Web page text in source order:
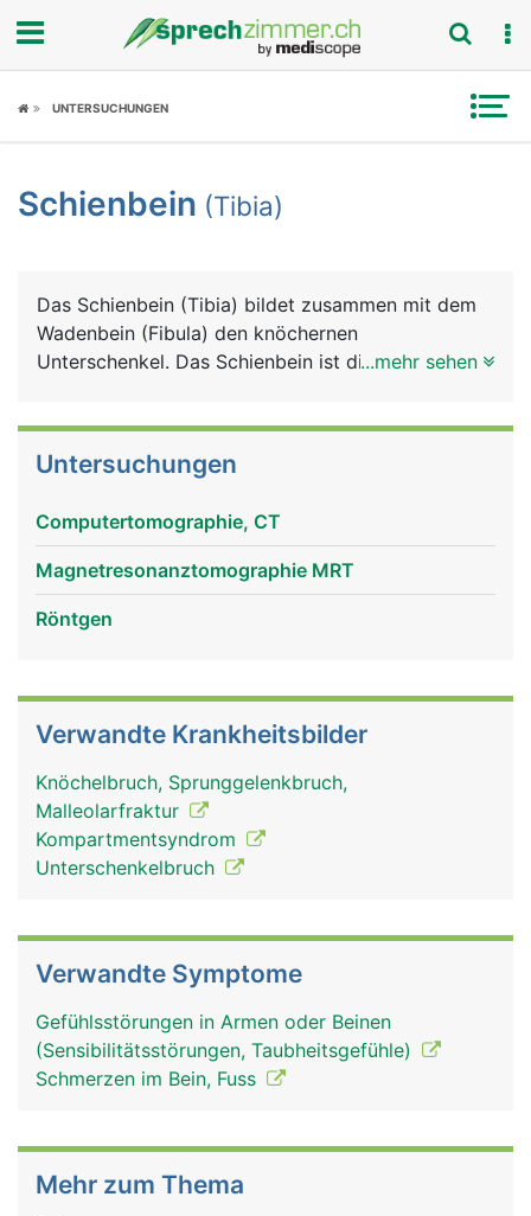
Fokus
Symptome
News
Rubriken
UNTERSUCHUNGEN
Schienbein (Tibia)
Das Schienbein (Tibia) bildet zusammen mit dem
Wadenbein (Fibula) den knöchernen
Unterschenkel. Das Schienbein ist dicker und
langen Schaft dessen Vorderseite direkt unter der
Innenknöchel bildet und Teil des oberen
Sprunggelenks ist.
Schienbein Frau Schienbein Mann
...mehr sehen
Untersuchungen
Computertomographie, CT
Magnetresonanztomographie MRT
Röntgen
Verwandte Krankheitsbilder
Knöchelbruch, Sprunggelenkbruch,
Malleolarfraktur
Kompartmentsyndrom
Unterschenkelbruch
Verwandte Symptome
Gefühlsstörungen in Armen oder Beinen
(Sensibilitätsstörungen, Taubheitsgefühle)
Schmerzen im Bein, Fuss
Mehr zum Thema